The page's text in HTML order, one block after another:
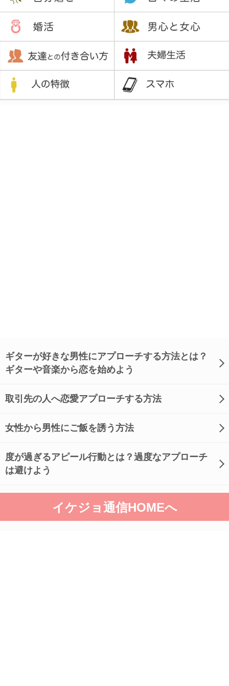
ギターが好きな男性にアプローチする方法とは？
ギターや音楽から恋を始めよう
取引先の人へ恋愛アプローチする方法
女性から男性にご飯を誘う方法
度が過ぎるアピール行動とは？過度なアプローチ
は避けよう
イケジョ通信HOMEへ